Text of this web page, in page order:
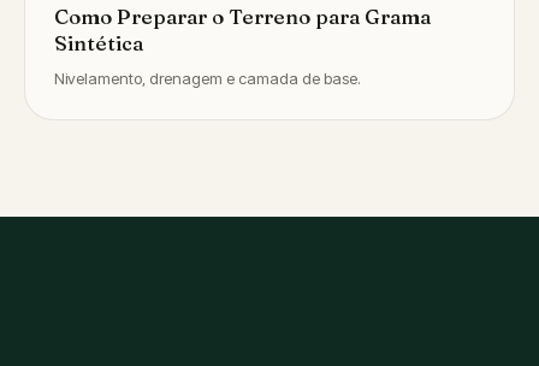
Como Preparar o Terreno para Grama
Sintética
Nivelamento, drenagem e camada de base.